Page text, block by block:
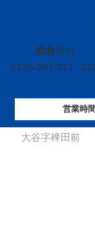
総合受付
0120-297-011
営業時
イエステーショ
大谷字稗田前